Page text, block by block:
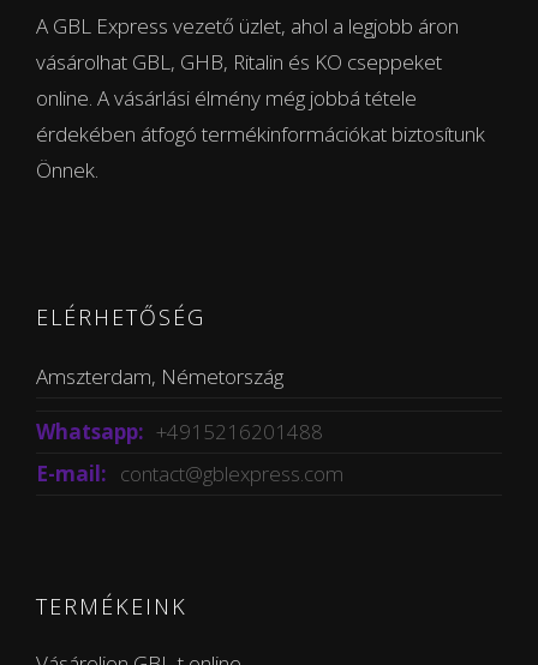
A GBL Express vezető üzlet, ahol a legjobb áron
vásárolhat GBL, GHB, Ritalin és KO cseppeket
online. A vásárlási élmény még jobbá tétele
érdekében átfogó termékinformációkat biztosítunk
Önnek.
ELÉRHETŐSÉG
Amszterdam, Németország
Whatsapp: +4915216201488
E-mail: contact@gblexpress.com
TERMÉKEINK